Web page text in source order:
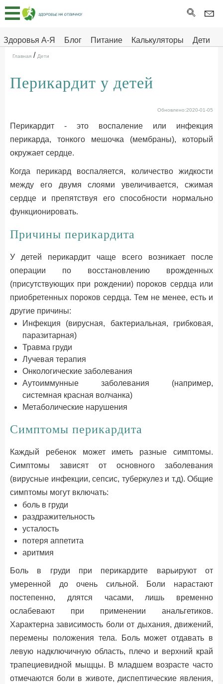
Здоровья А-Я Блог Питание Калькуляторы
Дети
Главная
Тесты
Про
ДЕТЯМ
Главная / Дети
Перикардит у детей
Обновлено:2020-01-05
Перикардит - это воспаление или инфекция
перикарда, тонкого мешочка (мембраны), который
окружает сердце.
Когда перикард воспаляется, количество жидкости
между его двумя слоями увеличивается, сжимая
сердце и препятствуя его способности нормально
функционировать.
Причины перикардита
У детей перикардит чаще всего возникает после
операции по восстановлению врожденных
(присутствующих при рождении) пороков сердца или
приобретенных пороков сердца. Тем не менее, есть и
другие причины:
Инфекция (вирусная, бактериальная, грибковая,
паразитарная)
Травма груди
Лучевая терапия
Онкологические заболевания
Аутоиммунные заболевания (например,
системная красная волчанка)
Метаболические нарушения
Cимптомы перикардита
Каждый ребенок может иметь разные симптомы.
Симптомы зависят от основного заболевания
(вирусные инфекции, сепсис, туберкулез и т.д). Общие
симптомы могут включать:
боль в груди
раздражительность
усталость
потеря аппетита
аритмия
Боль в груди при перикардите варьируют от
умеренной до очень сильной. Боли нарастают
постепенно, длятся часами, лишь временно
ослабевают при применении анальгетиков.
Характерна зависимость боли от дыхания, движений,
перемены положения тела. Боль может отдавать в
левую надключичную область, плечо и верхний край
трапециевидной мыщцы. В младшем возрасте часто
отмечаются боли в животе, диспептические явления,